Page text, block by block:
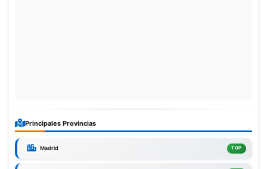
Principales Provincias
Madrid TOP